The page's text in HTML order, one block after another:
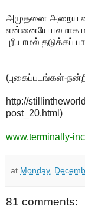
அமுதனை அறைய
என்னையே பலமாக
புரியாமல்
(புகைப்படங்கள்-
http://
post_20.html)
www.terminally-
at Monday,
81 comments: